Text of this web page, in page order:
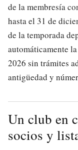
de la membresía
hasta el 31 de
de la temporada
automáticamente
2026 sin trámites
antigüedad y
Un club en
socios y